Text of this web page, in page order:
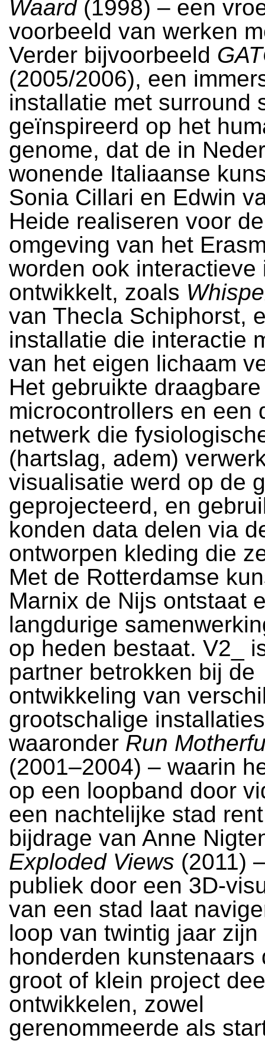
Waard(1998) – een
voorbeeld van werken
Verder bijvoorbeeld
(2005/2006), een
installatie met surround
geïnspireerd op het
genome, dat de in
wonende Italiaanse
Sonia Cillari en Edwin
Heide realiseren voor
omgeving van het
worden ook interactieve
ontwikkelt, zoals
van Thecla Schiphorst,
installatie die interactie
van het eigen lichaam
Het gebruikte draagbare
microcontrollers en een
netwerk die
(hartslag, adem)
visualisatie werd op de
geprojecteerd, en
konden data delen via
ontworpen kleding die
Met de Rotterdamse
Marnix de Nijs ontstaat
langdurige
op heden bestaat. V2_
partner betrokken bij de
ontwikkeling van
grootschalige
waaronder Run
(2001–2004) – waarin
op een loopband door
een nachtelijke stad
bijdrage van Anne
Exploded Views (2011)
publiek door een 3D-
van een stad laat
loop van twintig jaar zijn
honderden kunstenaars
groot of klein project
ontwikkelen, zowel
gerenommeerde als